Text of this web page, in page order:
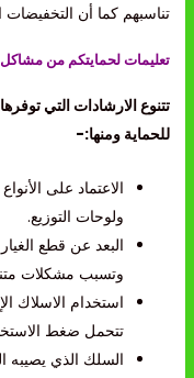
تناسبهم كما أن
تعليمات لحمايتكم من مشاكل
تتنوع الارشادات التي
للحماية ومنها:-
الاعتماد على
ولوحات التوزيع.
البعد عن قطع
وتسبب مشكلات
استخدام الاسلاك
تتحمل ضغط
السلك الذي يصيبه